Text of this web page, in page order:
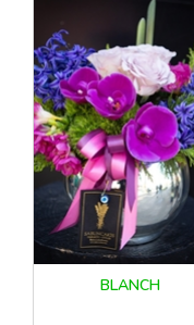
BLANCH